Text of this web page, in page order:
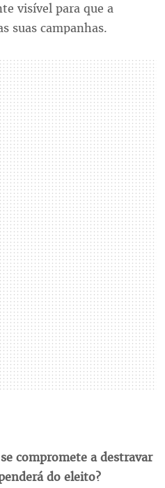
visível para que a
suas campanhas.
compromete a destravar
do eleito?